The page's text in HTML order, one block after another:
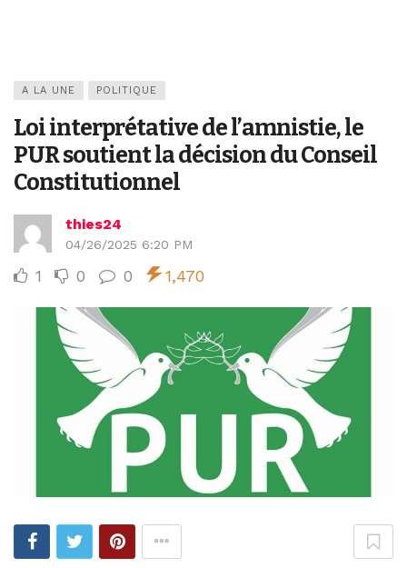
A LA UNE POLITIQUE
Loi interprétative de l’amnistie, le
PUR soutient la décision du Conseil
Constitutionnel
thies24
04/26/2025 6:20 PM
1 0 0 1,470